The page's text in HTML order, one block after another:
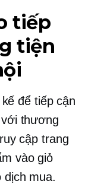
tiếp
tiện
để tiếp cận
thương
cập trang
vào giỏ
dịch mua.